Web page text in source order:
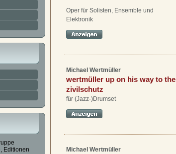
Editionen
Oper für Solisten, Ensemble und
Elektronik
Michael Wertmüller
wertmüller up on his way to the
zivilschutz
für (Jazz-)Drumset
Michael Wertmüller